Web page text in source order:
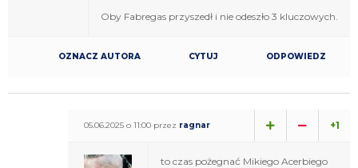
Oby Fabregas przyszedł i nie odeszło 3 kluczowych.
OZNACZ AUTORA CYTUJ ODPOWIEDZ
05.06.2025 o 11:00 przez ragnar +1
to czas pożegnać Mikiego Acerbiego